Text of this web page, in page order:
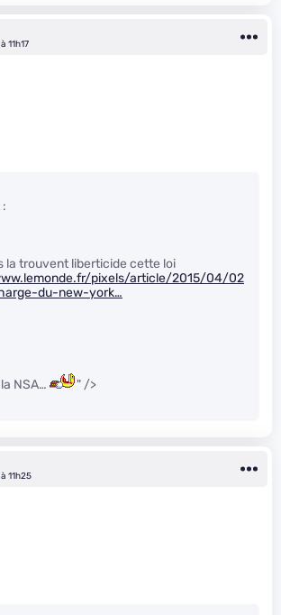
11h17
la trouvent liberticide cette loi
pixels/article/2015/04/02
du-new-york…
NSA… " />
11h25